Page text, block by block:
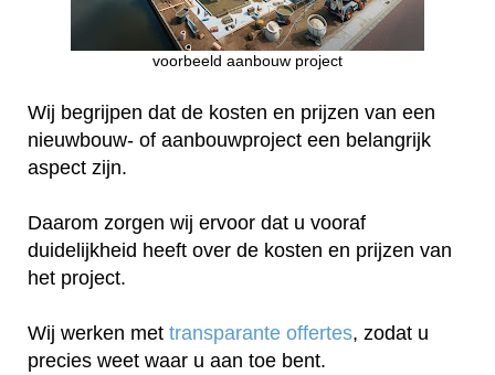
voorbeeld aanbouw project
Wij begrijpen dat de kosten en prijzen van een
nieuwbouw- of aanbouwproject een belangrijk
aspect zijn.
Daarom zorgen wij ervoor dat u vooraf
duidelijkheid heeft over de kosten en prijzen van
het project.
Wij werken met transparante offertes, zodat u
precies weet waar u aan toe bent.